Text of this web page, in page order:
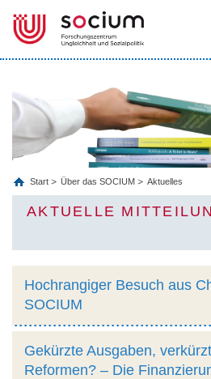
Start Über das SOCIUM Aktuelles
AKTUELLE
Hochrangiger Besuch aus
SOCIUM
Gekürzte Ausgaben,
Reformen? – Die